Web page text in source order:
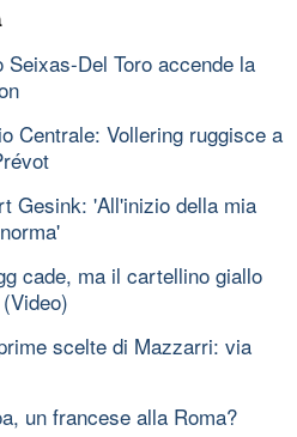
Del Toro accende la
Centrale: Vollering ruggisce a
Gesink: 'All'inizio della mia
cade, ma il cartellino giallo
scelte di Mazzarri: via
un francese alla Roma?